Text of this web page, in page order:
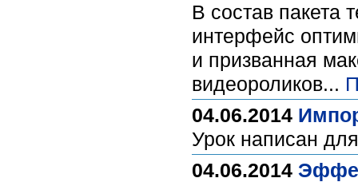
В состав пакета
интерфейс
и призванная
видеороликов...
04.06.2014
Урок написан
04.06.2014